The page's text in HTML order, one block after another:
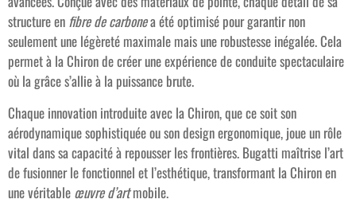
structure en fibre de carbonea été optimisé pour garantir non
seulement une légèreté maximale mais une robustesse inégalée. Cela
permet à la Chiron de créer une expérience de conduite spectaculaire
où la grâce s’allie à la puissance brute.
Chaque innovation introduite avec la Chiron, que ce soit son
aérodynamique sophistiquée ou son design ergonomique, joue un rôle
vital dans sa capacité à repousser les frontières. Bugatti maîtrise l’art
de fusionner le fonctionnel et l’esthétique, transformant la Chiron en
une véritable œuvre d’artmobile.